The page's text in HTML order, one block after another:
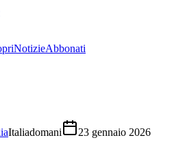
NotizieAbbonati
Italiadomani 23 gennaio 2026